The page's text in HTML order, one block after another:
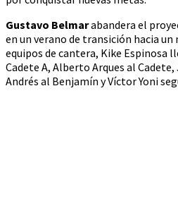
Gustavo Belmarabandera el
en un verano de transición hacia un
equipos de cantera, Kike Espinosa
Cadete A, Alberto Arques al
Andrés al Benjamín y Víctor Yoni